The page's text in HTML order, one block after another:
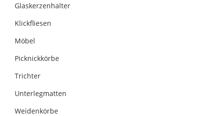
Glaskerzenhalter
Klickfliesen
Möbel
Picknickkörbe
Trichter
Unterlegmatten
Weidenkörbe